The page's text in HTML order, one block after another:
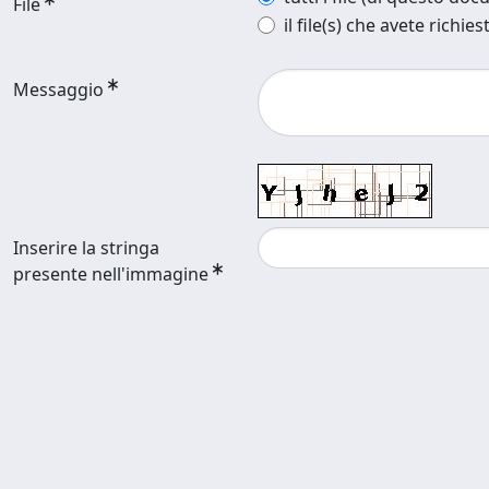
il file(s) che avete
Messaggio
Inserire la stringa
presente nell'immagine